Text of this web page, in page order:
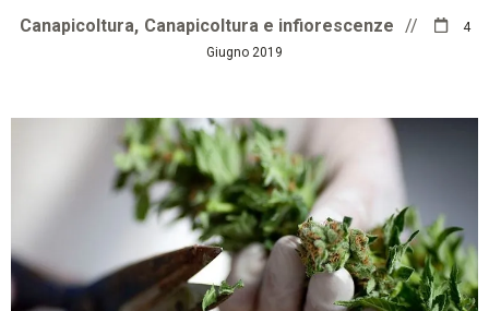
Canapicoltura Canapicoltura e infiorescenze //
4
Giugno 2019